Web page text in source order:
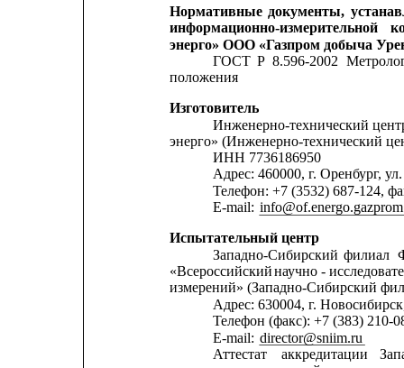
Нормативные документы,
информационно-измерительной
энерго» ООО «Газпром добыча
ГОСТ Р 8.596-2002
положения
Изготовитель
Инженерно-технический
энерго» (Инженерно-технический
ИНН 7736186950
Адрес: 460000, г. Оренбург,
Телефон: +7 (3532) 687-124,
Е-mail:
Испытательный центр
Западно-Сибирский филиал
«Всероссийский научно -
измерений» (Западно-Сибирский
Адрес: 630004, г.
Телефон (факс): +7 (383) 210-
E-mail: director@sniim.ru
Аттестат
аккредитации